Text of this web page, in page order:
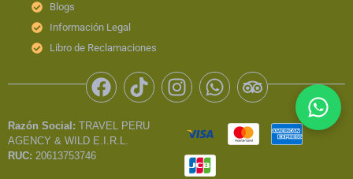
Blogs
Información Legal
Libro de Reclamaciones
F
a
c
e
T
i
k
I
n
a
W
h
t
s
T
r
i
p
Razón Social: TRAVEL PERU
AGENCY & WILD E.I.R.L.
RUC: 20613753746